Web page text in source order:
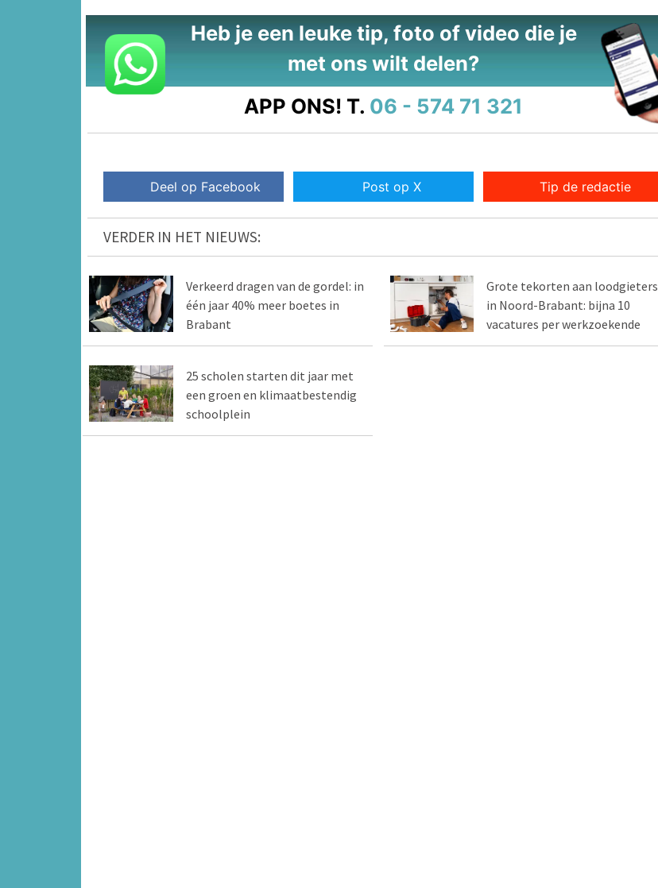
Heb je een leuke tip, foto of video die je
met ons wilt delen?
APP ONS! T. 06 - 574 71 321
Deel op Facebook Post op X Tip de redactie
VERDER IN HET NIEUWS:
Verkeerd dragen van de gordel: in
één jaar 40% meer boetes in
Brabant
Grote tekorten aan loodgieters
in Noord-Brabant: bijna 10
vacatures per werkzoekende
25 scholen starten dit jaar met
een groen en klimaatbestendig
schoolplein